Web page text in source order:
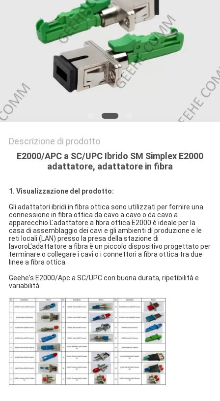
Descrizione di prodotto
E2000/APC a SC/UPC Ibrido SM Simplex E2000
adattatore, adattatore in fibra
1. Visualizzazione del prodotto:
Gli adattatori ibridi in fibra ottica sono utilizzati per fornire una
connessione in fibra ottica da cavo a cavo o da cavo a
apparecchio.L'adattatore a fibra ottica E2000 è ideale per la
casa di assemblaggio dei cavi e gli ambienti di produzione e le
reti locali (LAN) presso la presa della stazione di
lavoroL'adattatore a fibra è un piccolo dispositivo progettato per
terminare o collegare i cavi o i connettori a fibra ottica tra due
linee a fibra ottica.
Geehe's E2000/Apc a SC/UPC con buona durata, ripetibilità e
variabilità.